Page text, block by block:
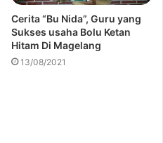
Cerita “Bu Nida”, Guru yang
Sukses usaha Bolu Ketan
Hitam Di Magelang
13/08/2021